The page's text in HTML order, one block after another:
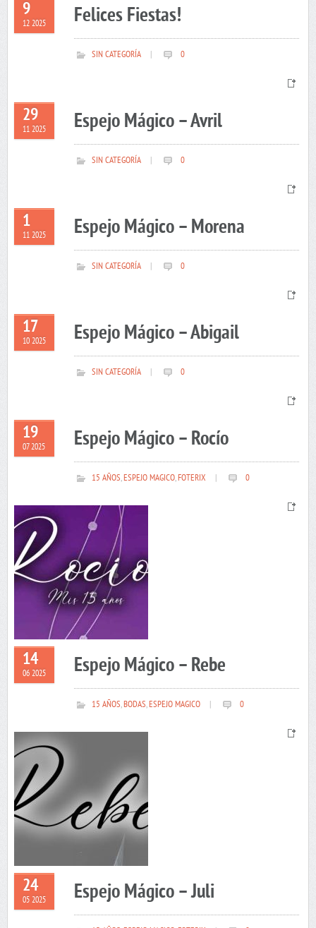
9
12 2025 Felices Fiestas!
SIN CATEGORÍA 0
29
11 2025 Espejo Mágico – Avril
SIN CATEGORÍA 0
1
11 2025 Espejo Mágico – Morena
SIN CATEGORÍA 0
17
10 2025 Espejo Mágico – Abigail
SIN CATEGORÍA 0
19
07 2025 Espejo Mágico – Rocío
15 AÑOS,ESPEJO MAGICO,FOTERIX 0
14
06 2025 Espejo Mágico – Rebe
15 AÑOS,BODAS,ESPEJO MAGICO 0
24
05 2025 Espejo Mágico – Juli